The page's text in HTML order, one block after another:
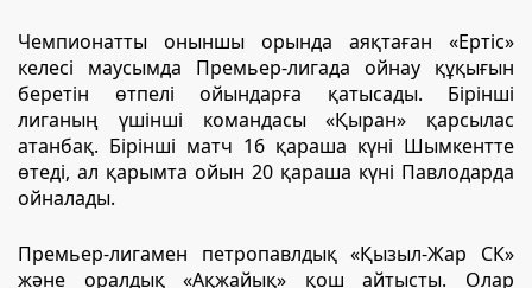
Чемпионатты оныншы орында аяқтаған «Ертіс»
келесі маусымда Премьер-лигада ойнау құқығын
беретін өтпелі ойындарға қатысады. Бірінші
лиганың үшінші командасы «Қыран» қарсылас
атанбақ. Бірінші матч 16 қараша күні Шымкентте
өтеді, ал қарымта ойын 20 қараша күні Павлодарда
ойналады.
Премьер-лигамен петропавлдық «Қызыл-Жар СК»
және оралдық «Ақжайық» қош айтысты. Олар